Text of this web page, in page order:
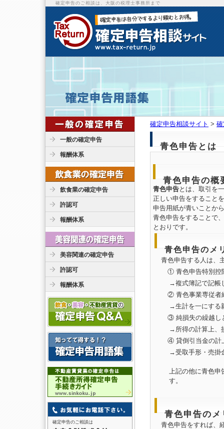
確定申告のご相談は、大阪の税理士事務所まで
一般の確定申告
報酬体系
飲食業の確定申告
許認可
報酬体系
美容関連の確定申告
許認可
報酬体系
確定申告のご相談は
確定申告相談サイト >
青色申告とは
青色申告の概
青色申告とは、取引を
正しい申告をすること
申告用紙が青いことか
青色申告をすることで
とおりです。
青色申告のメ
青色申告する人は、
① 青色申告特別控
→複式簿記で記帳
② 青色事業専従者
→生計を一にする
③ 純損失の繰越し
→所得の計算上、
④ 貸倒引当金の計
→受取手形・売掛
上記の他に青色申
す。
青色申告の
青色申告をすれば、